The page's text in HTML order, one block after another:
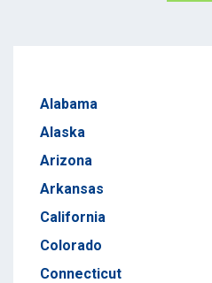
Alabama
Alaska
Arizona
Arkansas
California
Colorado
Connecticut